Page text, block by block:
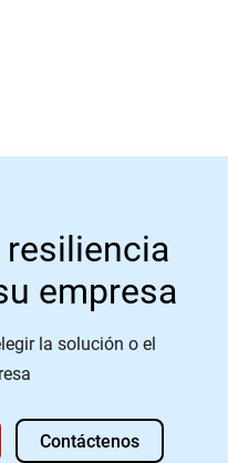
empresa
la solución o el
Contáctenos